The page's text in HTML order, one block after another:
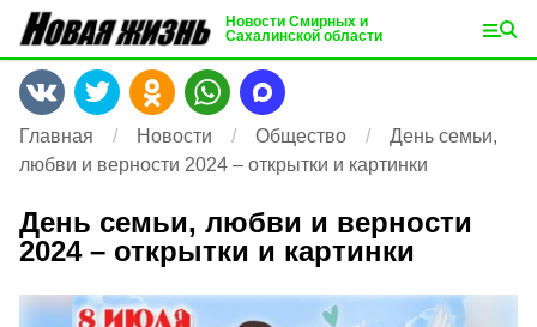
Новости Смирных и
Сахалинской области
Главная Новости Общество
День семьи,
любви и верности 2024 – открытки и картинки
День семьи, любви и верности
2024 – открытки и картинки